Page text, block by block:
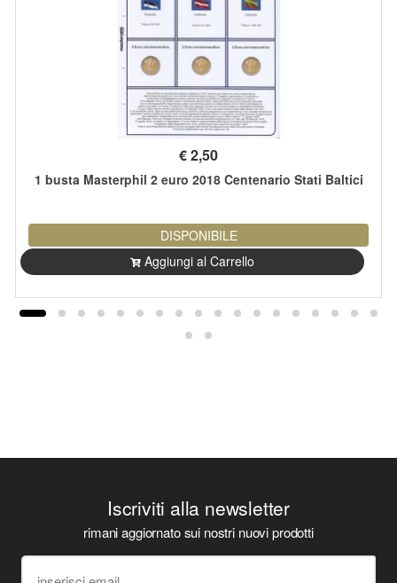
€2,50
1 busta Masterphil 2 euro 2018 Centenario Stati Baltici
DISPONIBILE
Aggiungi al Carrello
Iscriviti alla newsletter
rimani aggiornato sui nostri nuovi prodotti